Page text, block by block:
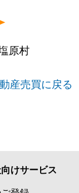
原村
産売買に戻る
けサービス